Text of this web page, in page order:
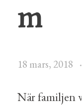
m
18 mars, 2018
När familjen